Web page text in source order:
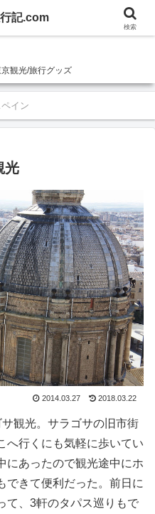
記.com
観光/旅行グッズ
ペイン
光
2014.03.27 2018.03.22
観光。サラゴサの旧市街
へ行くにも気軽に歩いてい
にあったので観光途中にホ
できて便利だった。前日に
て、3軒のタパス巡りもで
行記.com
検索